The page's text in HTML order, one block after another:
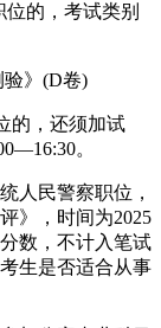
的，考试类别
》(D卷)
的，还须加试
。
人民警察职位，
》，时间为2025
数，不计入笔试
生是否适合从事